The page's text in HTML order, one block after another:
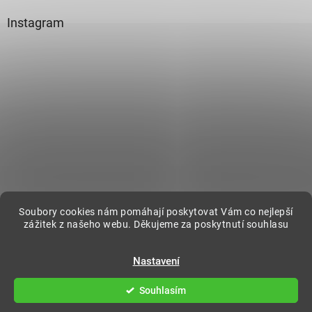
Soubory cookies nám pomáhají poskytovat Vám co nejlepší
zážitek z našeho webu. Děkujeme za poskytnutí souhlasu
Nastavení
Souhlasím
Instagram
DecorOnline. Všechna práva vyhrazena.